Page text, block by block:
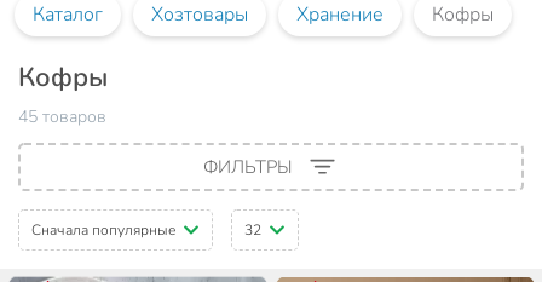
Каталог Хозтовары Хранение Кофры
Кофры
45 товаров
ФИЛЬТРЫ
Сначала популярные 32